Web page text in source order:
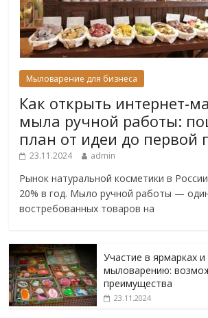
Мыловарение для бизнеса
Как открыть интернет-
мыла ручной работы:
план от идеи до первой
23.11.2024 admin
Рынок натуральной косметики в
20% в год. Мыло ручной работы —
востребованных товаров на
Участие в ярмарках
мыловарению:
преимущества
23.11.2024